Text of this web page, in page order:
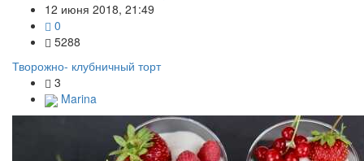
12 июня 2018, 21:49
0
5288
Творожно- клубничный торт
3
Marina